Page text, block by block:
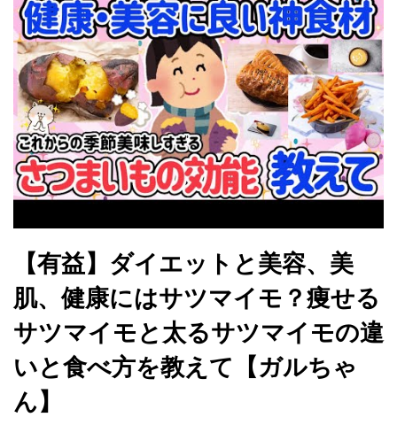
【有益】ダイエットと美容、美
肌、健康にはサツマイモ？痩せる
サツマイモと太るサツマイモの違
いと食べ方を教えて【ガルちゃ
ん】